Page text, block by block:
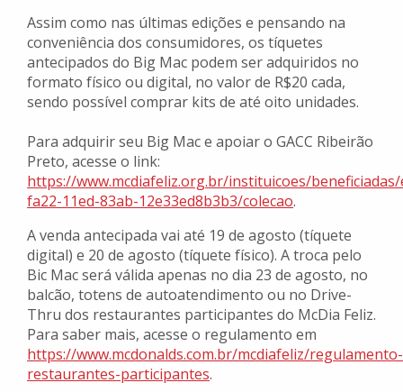
Assim como nas últimas edições e pensando na
conveniência dos consumidores, os tíquetes
antecipados do Big Mac podem ser adquiridos no
formato físico ou digital, no valor de R$20 cada,
sendo possível comprar kits de até oito unidades.
Para adquirir seu Big Mac e apoiar o GACC Ribeirão
Preto, acesse o link:
https://www.mcdiafeliz.org.br/instituicoes/
fa22-11ed-83ab-12e33ed8b3b3/colecao.
A venda antecipada vai até 19 de agosto (tíquete
digital) e 20 de agosto (tíquete físico). A troca pelo
Bic Mac será válida apenas no dia 23 de agosto, no
balcão, totens de autoatendimento ou no Drive-
Thru dos restaurantes participantes do McDia Feliz.
Para saber mais, acesse o regulamento em
https://www.mcdonalds.com.br/mcdiafeliz/regulamento-
restaurantes-participantes.